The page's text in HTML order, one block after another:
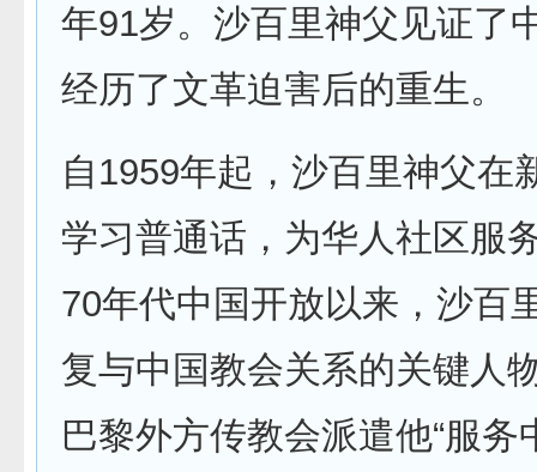
年91岁。沙百里神父见证了
经历了文革迫害后的重生。
自1959年起，沙百里神父在
学习普通话，为华人社区服
70年代中国开放以来，沙百
复与中国教会关系的关键人
巴黎外方传教会派遣他“服务